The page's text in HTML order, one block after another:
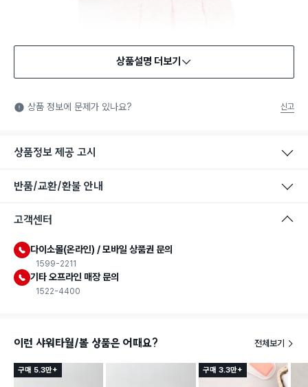
상품설명 더보기
상품 정보에 문제가 있나요? 신고
상품정보 제공 고시
반품/교환/환불 안내
고객센터
다이소몰(온라인) / 모바일 상품권 문의
1599-2211
기타 오프라인 매장 문의
1522-4400
이런 샤워타월/볼 상품은 어때요? 전체보기
구매 5.3만+ 구매 3.3만+